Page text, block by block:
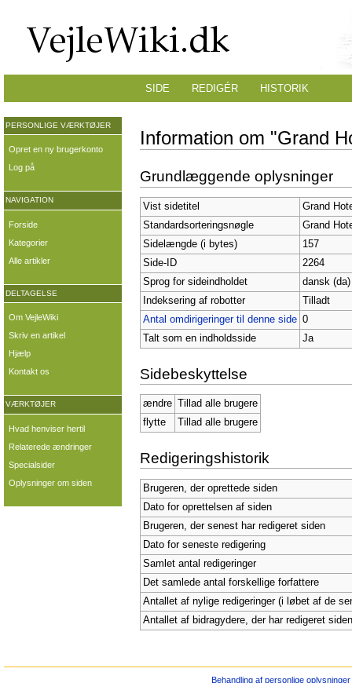
Information om "Grand
Grundlæggende oplysninger
Vist sidetitel
Grand
Standardsorteringsnøgle
Grand
Sidelængde (i bytes)
157
Side-ID
2264
Sprog for sideindholdet
dansk (da)
Indeksering af robotter
Tilladt
Antal omdirigeringer til denne side 0
Talt som en indholdsside
Ja
Sidebeskyttelse
ændre
Tillad alle brugere
flytte
Tillad alle brugere
Redigeringshistorik
Brugeren, der oprettede siden
Dato for oprettelsen af siden
Brugeren, der senest har redigeret siden
Dato for seneste redigering
Samlet antal redigeringer
Det samlede antal forskellige forfattere
Antallet af nylige redigeringer (i løbet af de
Antallet af bidragydere, der har redigeret
SIDE REDIGÉR HISTORIK
PERSONLIGE VÆRKTØJER
Opret en ny brugerkonto
Log på
NAVIGATION
Forside
Kategorier
Alle artikler
DELTAGELSE
Om VejleWiki
Skriv en artikel
Hjælp
Kontakt os
VÆRKTØJER
Hvad henviser hertil
Relaterede ændringer
Specialsider
Oplysninger om siden
Behandling af personlige oplysninger